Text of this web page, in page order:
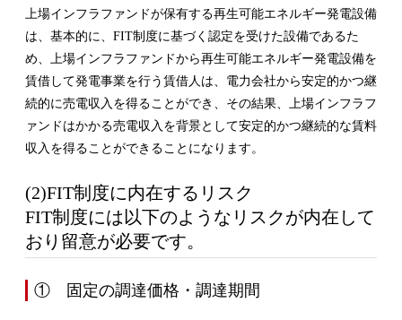
上場インフラファンドが保有する再生可能エネルギー発電設備
は、基本的に、FIT制度に基づく認定を受けた設備であるた
め、上場インフラファンドから再生可能エネルギー発電設備を
賃借して発電事業を行う賃借人は、電力会社から安定的かつ継
続的に売電収入を得ることができ、その結果、上場インフラフ
ァンドはかかる売電収入を背景として安定的かつ継続的な賃料
収入を得ることができることになります。
(2)FIT制度に内在するリスク
FIT制度には以下のようなリスクが内在して
おり留意が必要です。
① 固定の調達価格・調達期間